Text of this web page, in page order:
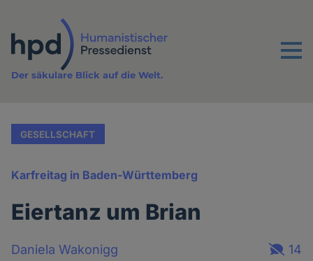
Inhalt
Menu
Der säkulare Blick auf die Welt.
GESELLSCHAFT
Karfreitag in Baden-Württemberg
Eiertanz um Brian
Daniela Wakonigg
14